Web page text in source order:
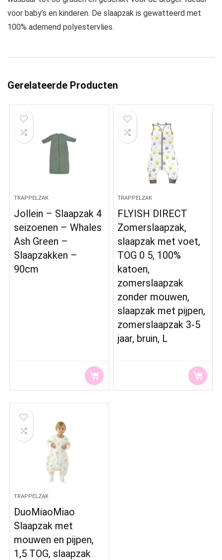
voor baby’s en kinderen. De slaapzak is gewatteerd met
100% ademend polyestervlies.
Gerelateerde Producten
TRAPPELZAK
Jollein – Slaapzak 4
seizoenen – Whales
Ash Green –
Slaapzakken –
90cm
TRAPPELZAK
FLYISH DIRECT
Zomerslaapzak,
slaapzak met voet,
TOG 0 5, 100%
katoen,
zomerslaapzak
zonder mouwen,
slaapzak met pijpen,
zomerslaapzak 3-5
jaar, bruin, L
TRAPPELZAK
DuoMiaoMiao
Slaapzak met
mouwen en pijpen,
1,5 TOG, slaapzak